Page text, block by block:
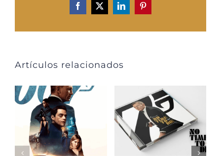
Facebook
X LinkedInPinterest
Artículos relacionados